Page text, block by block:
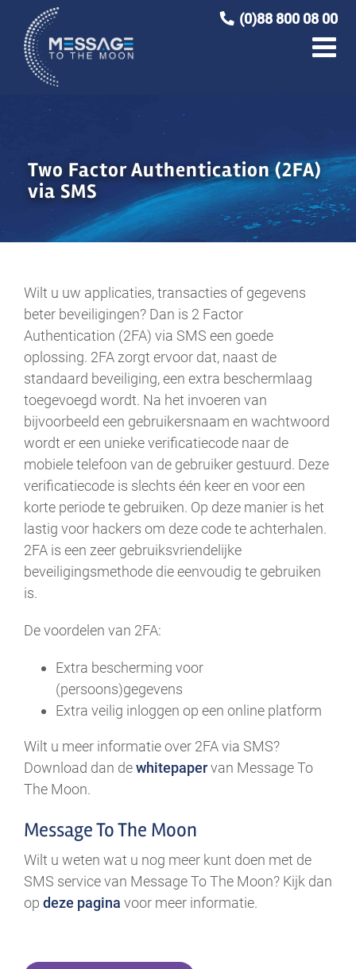
(0)88 800 08 00
naar
inhoud
Two Factor Authentication (2FA)
via SMS
Wilt u uw applicaties, transacties of gegevens
beter beveiligingen? Dan is 2 Factor
Authentication (2FA) via SMS een goede
oplossing. 2FA zorgt ervoor dat, naast de
standaard beveiliging, een extra beschermlaag
toegevoegd wordt. Na het invoeren van
bijvoorbeeld een gebruikersnaam en wachtwoord
wordt er een unieke verificatiecode naar de
mobiele telefoon van de gebruiker gestuurd. Deze
verificatiecode is slechts één keer en voor een
korte periode te gebruiken. Op deze manier is het
lastig voor hackers om deze code te achterhalen.
2FA is een zeer gebruiksvriendelijke
beveiligingsmethode die eenvoudig te gebruiken
is.
De voordelen van 2FA:
Extra bescherming voor
(persoons)gegevens
Extra veilig inloggen op een online platform
Wilt u meer informatie over 2FA via SMS?
Download dan dewhitepapervan Message To
The Moon.
Message To The Moon
Wilt u weten wat u nog meer kunt doen met de
SMS service van Message To The Moon? Kijk dan
op deze pagina voor meer informatie.